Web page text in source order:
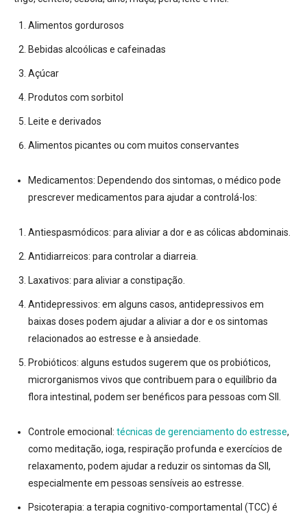
Alimentos gordurosos
Bebidas alcoólicas e cafeinadas
Açúcar
Produtos com sorbitol
Leite e derivados
Alimentos picantes ou com muitos conservantes
Medicamentos: Dependendo dos sintomas, o médico pode
prescrever medicamentos para ajudar a controlá-los:
Antiespasmódicos: para aliviar a dor e as cólicas abdominais.
Antidiarreicos: para controlar a diarreia.
Laxativos: para aliviar a constipação.
Antidepressivos: em alguns casos, antidepressivos em
baixas doses podem ajudar a aliviar a dor e os sintomas
relacionados ao estresse e à ansiedade.
Probióticos: alguns estudos sugerem que os probióticos,
microrganismos vivos que contribuem para o equilíbrio da
flora intestinal, podem ser benéficos para pessoas com SII.
Controle emocional: técnicas de gerenciamento do estresse,
como meditação, ioga, respiração profunda e exercícios de
relaxamento, podem ajudar a reduzir os sintomas da SII,
especialmente em pessoas sensíveis ao estresse.
Psicoterapia: a terapia cognitivo-comportamental (TCC) é